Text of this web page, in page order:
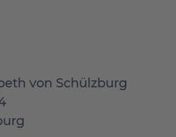
von Schülzburg